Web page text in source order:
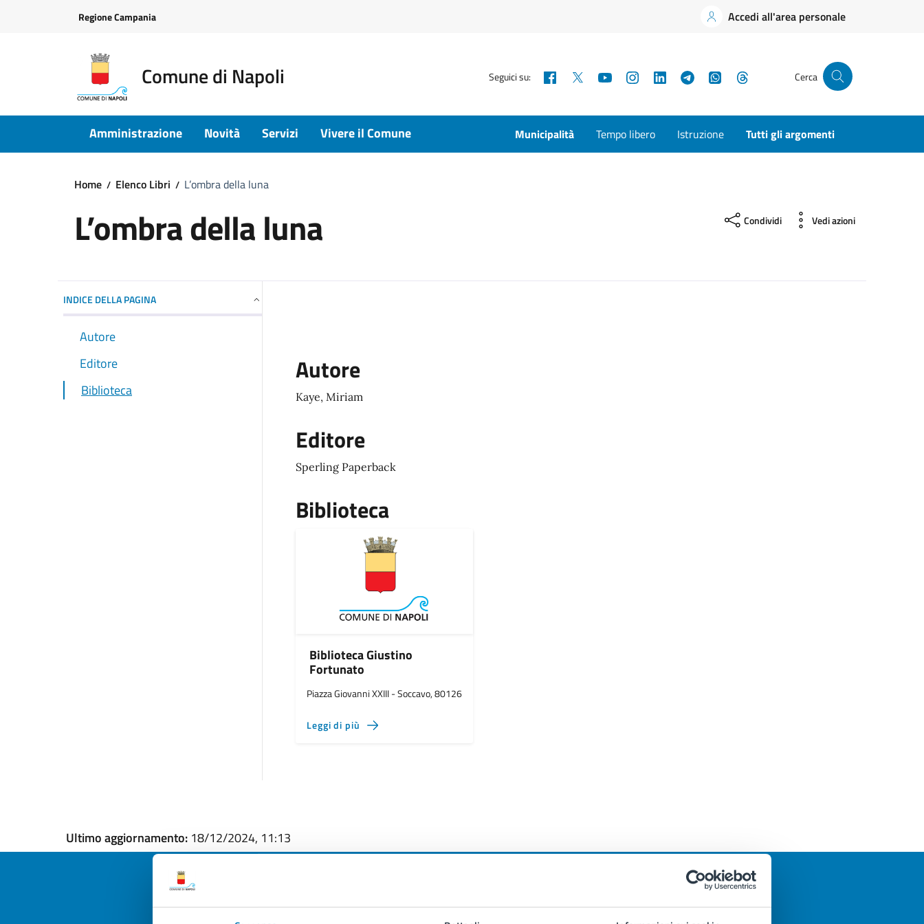
Regione Campania Accedi all'area personale
Comune di Napoli Seguici su: Facebook YouTubeInstagramLinkedInTelegramWhatsApp Cerca
Amministrazione Novità Servizi Vivere il Comune Municipalità Tempo libero Istruzione Tutti gli argomenti
Home Elenco Libri L’ombra della luna
L’ombra della luna Condividi Vedi azioni
INDICE DELLA PAGINA
Autore
Editore
Biblioteca
Autore
Kaye, Miriam
Editore
Sperling Paperback
Biblioteca
Biblioteca Giustino
Fortunato
Piazza Giovanni XXIII - Soccavo, 80126
Leggi di più
Ultimo aggiornamento: 18/12/2024, 11:13